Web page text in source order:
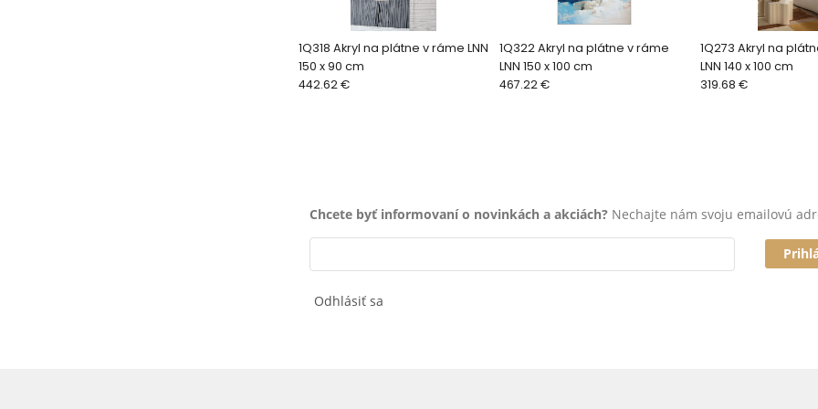
1Q318 Akryl na plátne v ráme LNN
150 x 90 cm
442.62 €
1Q322 Akryl na plátne v ráme
LNN 150 x 100 cm
467.22 €
1Q273 Akryl na
LNN 140 x 100 cm
319.68 €
Chcete byť informovaní o novinkách a akciách? Nechajte nám svoju emailovú
Odhlásiť sa